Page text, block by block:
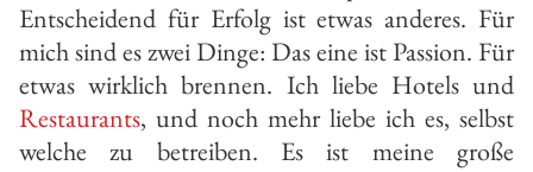
Entscheidend für Erfolg ist etwas anderes. Für
mich sind es zwei Dinge: Das eine ist Passion. Für
etwas wirklich brennen. Ich liebe Hotels und
Restaurants, und noch mehr liebe ich es, selbst
welche zu betreiben. Es ist meine große